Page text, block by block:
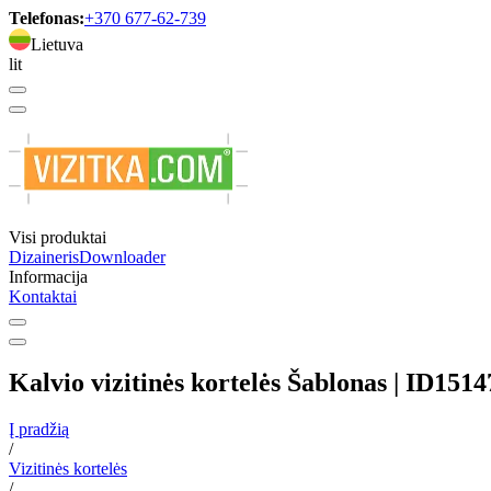
Telefonas:+370 677-62-739
Lietuva
lit
Visi produktai
DizainerisDownloader
Informacija
Kontaktai
Kalvio vizitinės kortelės Šablonas |
Į pradžią
/
Vizitinės kortelės